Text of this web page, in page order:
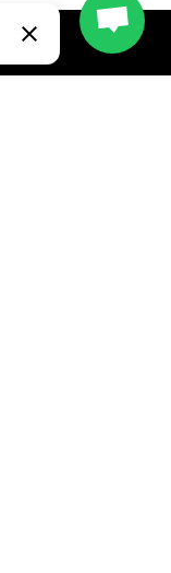
clear